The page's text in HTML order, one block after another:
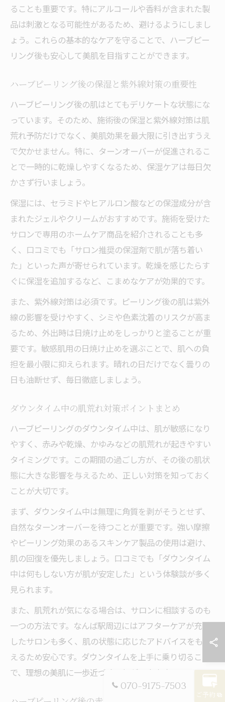
ることも重要です。特にアルコールや香料が含まれた製
品は刺激となる可能性があるため、避けるようにしまし
ょう。これらの基本的なケアを守ることで、ハーブピー
リング後も安心して美肌を目指すことができます。
ハーブピーリング後の保湿と紫外線対策の重要性
ハーブピーリング後の肌はとてもデリケートな状態にな
っています。そのため、施術後の保湿と紫外線対策は肌
荒れ予防だけでなく、美肌効果を最大限に引き出すうえ
で欠かせません。特に、ターンオーバーが促進されるこ
とで一時的に乾燥しやすくなるため、保湿ケアは毎日欠
かさず行いましょう。
保湿には、セラミドやヒアルロン酸などの保湿成分が含
まれたジェルやクリームがおすすめです。施術を受けた
サロンで専用のホームケア商品を紹介されることも多
く、口コミでも「サロン推奨の保湿剤で肌が落ち着い
た」といった声が寄せられています。乾燥を感じたらす
ぐに保湿を追加するなど、こまめなケアが効果的です。
また、紫外線対策は必須です。ピーリング後の肌は紫外
線の影響を受けやすく、シミや色素沈着のリスクが高ま
るため、外出時は日焼け止めをしっかりと塗ることが重
要です。敏感肌用の日焼け止めを選ぶことで、肌への負
担を最小限に抑えられます。晴れの日だけでなく曇りの
日も油断せず、毎日徹底しましょう。
ダウンタイム中の肌荒れ対策ポイントまとめ
ハーブピーリングのダウンタイム中は、肌が敏感になり
やすく、赤みや乾燥、かゆみなどの肌荒れが起きやすい
タイミングです。この期間の過ごし方が、その後の肌状
態に大きな影響を与えるため、正しい対策を知っておく
ことが大切です。
まず、ダウンタイム中は無理に角質を剥がそうとせず、
自然なターンオーバーを待つことが重要です。強い摩擦
やピーリング効果のあるスキンケア製品の使用は避け、
肌の回復を優先しましょう。口コミでも「ダウンタイム
中は何もしない方が肌が安定した」という体験談が多く
見られます。
また、肌荒れが気になる場合は、サロンに相談するのも
一つの方法です。なんば駅周辺にはアフターケアが充実
したサロンも多く、肌の状態に応じたアドバイスをもら
えるため安心です。ダウンタイムを上手に乗り切ること
で、理想の美肌に一歩近づくことができます。
070-9175-7503
ご予約